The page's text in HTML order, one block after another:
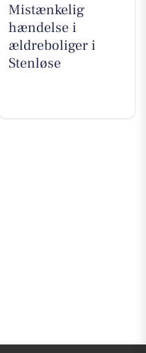
Mistænkelig
hændelse i
ældreboliger i
Stenløse